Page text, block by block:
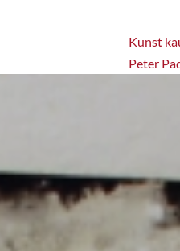
Kunst
Peter